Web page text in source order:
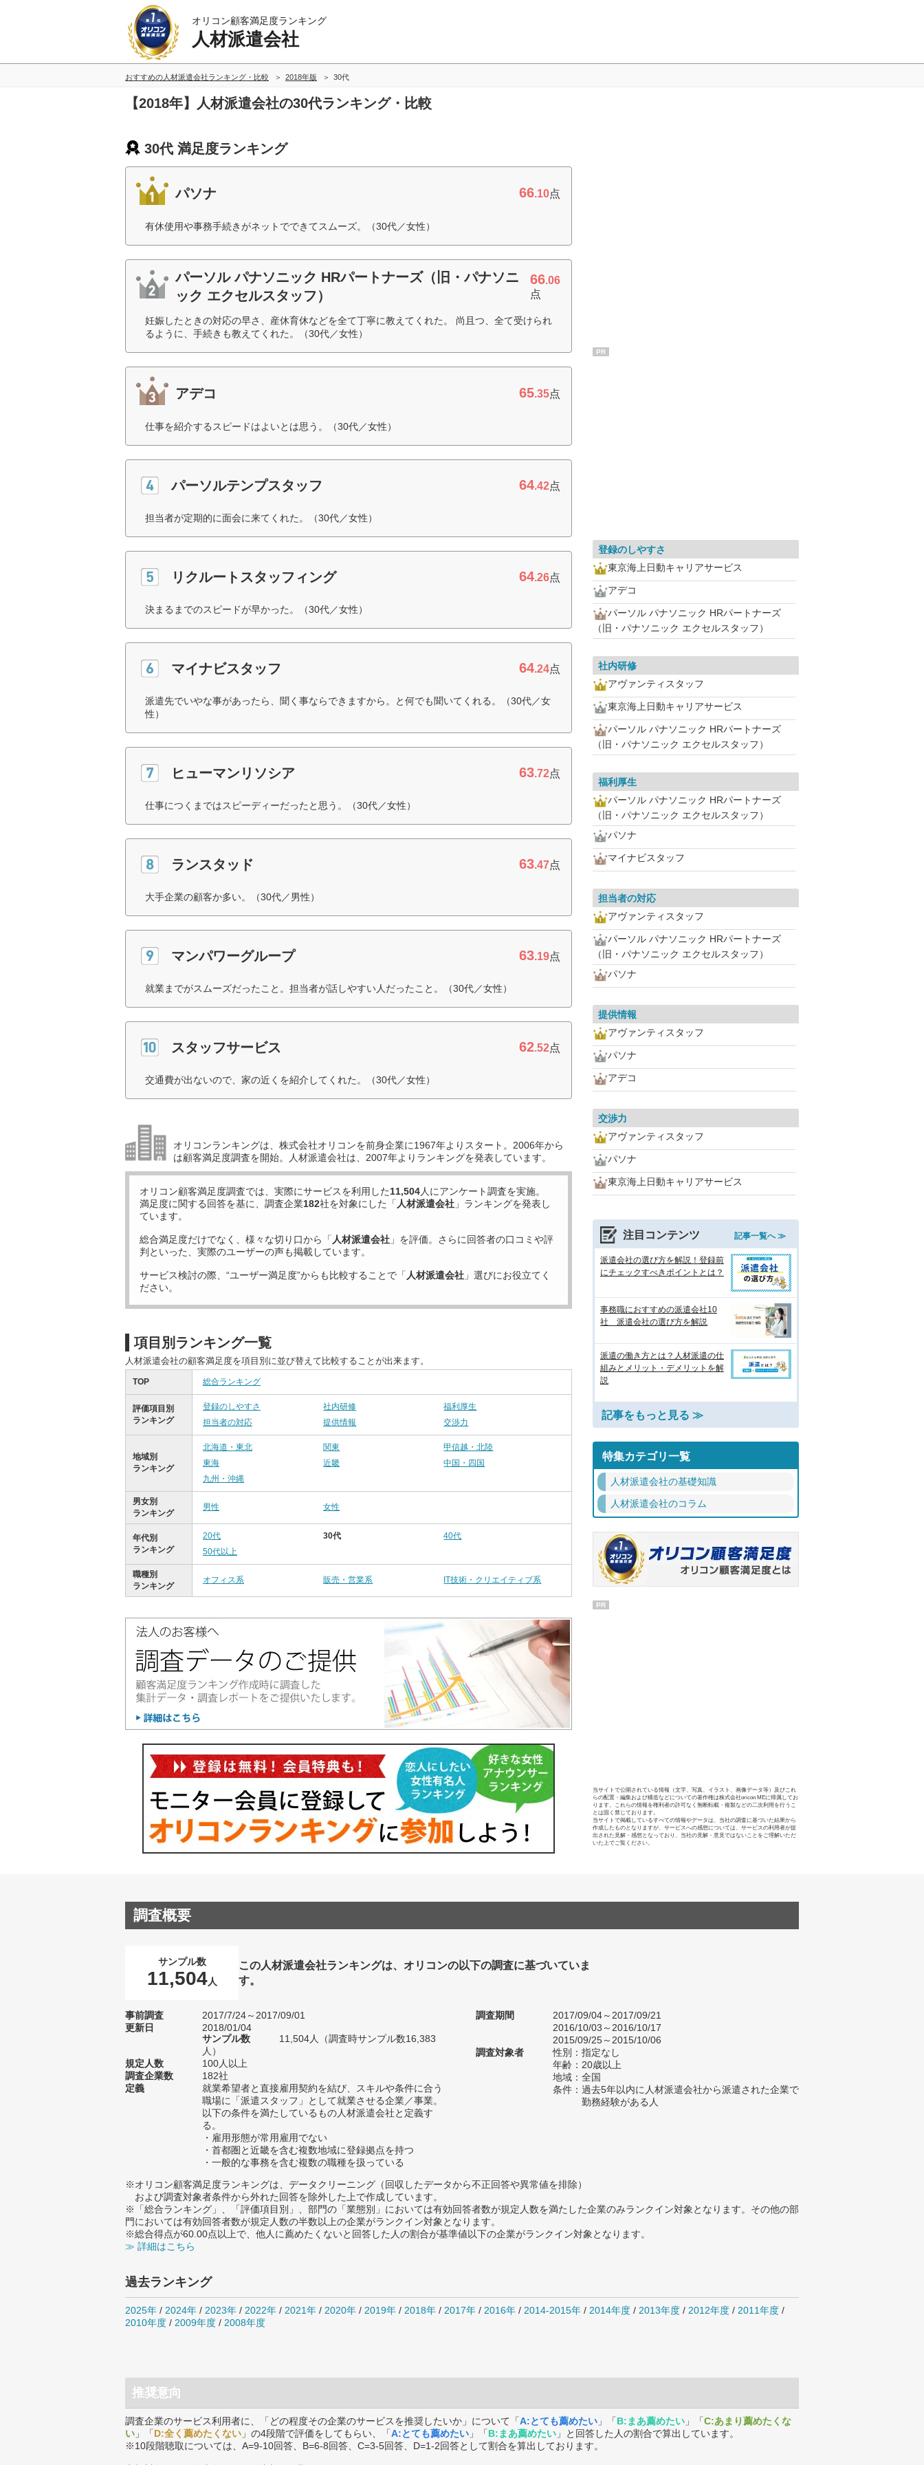
オリコン顧客満足度ランキング
人材派遣会社
おすすめの人材派遣会社ランキング・比較 2018年版 30代
【2018年】人材派遣会社の30代ランキング・比較
30代 満足度ランキング
パソナ 66.10点
有休使用や事務手続きがネットでできてスムーズ。（30代／女性）
パーソル パナソニック HRパートナーズ（旧・パナソニ
ック エクセルスタッフ）
66.06
点
妊娠したときの対応の早さ、産休育休などを全て丁寧に教えてくれた。 尚且つ、全て受けられ
るように、手続きも教えてくれた。（30代／女性）
アデコ 65.35点
仕事を紹介するスピードはよいとは思う。（30代／女性）
パーソルテンプスタッフ 64.42点
担当者が定期的に面会に来てくれた。（30代／女性）
リクルートスタッフィング 64.26点
決まるまでのスピードが早かった。（30代／女性）
マイナビスタッフ 64.24点
派遣先でいやな事があったら、聞く事ならできますから。と何でも聞いてくれる。（30代／女
性）
ヒューマンリソシア 63.72点
仕事につくまではスピーディーだったと思う。（30代／女性）
ランスタッド 63.47点
大手企業の顧客か多い。（30代／男性）
マンパワーグループ 63.19点
就業までがスムーズだったこと。担当者が話しやすい人だったこと。（30代／女性）
スタッフサービス 62.52点
交通費が出ないので、家の近くを紹介してくれた。（30代／女性）
オリコンランキングは、株式会社オリコンを前身企業に1967年よりスタート。2006年から
は顧客満足度調査を開始。人材派遣会社は、2007年よりランキングを発表しています。
オリコン顧客満足度調査では、実際にサービスを利用した11,504人にアンケート調査を実施。
満足度に関する回答を基に、調査企業182社を対象にした「 人材派遣会社 」ランキングを発表し
ています。
総合満足度だけでなく、様々な切り口から「 人材派遣会社 」を評価。さらに回答者の口コミや評
判といった、実際のユーザーの声も掲載しています。
サービス検討の際、“ユーザー満足度”からも比較することで「 人材派遣会社 」選びにお役立てく
ださい。
項目別ランキング一覧
人材派遣会社の顧客満足度を項目別に並び替えて比較することが出来ます。
TOP 総合ランキング
評価項目別
ランキング
登録のしやすさ 社内研修
福利厚生
担当者の対応
提供情報 交渉力
地域別
ランキング
北海道・東北 関東
甲信越・北陸
東海
近畿
中国・四国
九州・沖縄
男女別
ランキング
男性 女性
年代別
ランキング
20代 30代
40代
50代以上
職種別
ランキング
オフィス系 販売・営業系 IT技術・クリエイティブ系
PR
登録のしやすさ
東京海上日動キャリアサービス
アデコ
パーソル パナソニック HRパートナーズ
（旧・パナソニック エクセルスタッフ）
社内研修
アヴァンティスタッフ
東京海上日動キャリアサービス
パーソル パナソニック HRパートナーズ
（旧・パナソニック エクセルスタッフ）
福利厚生
パーソル パナソニック HRパートナーズ
（旧・パナソニック エクセルスタッフ）
パソナ
マイナビスタッフ
担当者の対応
アヴァンティスタッフ
パーソル パナソニック HRパートナーズ
（旧・パナソニック エクセルスタッフ）
パソナ
提供情報
アヴァンティスタッフ
パソナ
アデコ
交渉力
アヴァンティスタッフ
パソナ
東京海上日動キャリアサービス
注目コンテンツ 記事一覧へ ≫
派遣会社の選び方を解説！登録前
にチェックすべきポイントとは？
事務職におすすめの派遣会社10
社 派遣会社の選び方を解説
派遣の働き方とは？人材派遣の仕
組みとメリット・デメリットを解
説
記事をもっと見る ≫
特集カテゴリ一覧
人材派遣会社の基礎知識
人材派遣会社のコラム
PR
当サイトで公開されている情報（文字、写真、イラスト、画像データ等）及びこれ
らの配置・編集および構造などについての著作権は株式会社oricon MEに帰属してお
ります。これらの情報を権利者の許可なく無断転載・複製などの二次利用を行うこ
とは固く禁じております。
当サイトで掲載しているすべての情報やデータは、当社の調査に基づいた結果から
作成したものとなりますが、サービスへの感想については、サービスの利用者が提
出された見解・感想となっており、当社の見解・意見ではないことをご理解いただ
いた上でご覧ください。
調査概要
サンプル数
11,504人
この人材派遣会社ランキングは、オリコンの以下の調査に基づいていま
す。
事前調査
2017/7/24～2017/09/01
更新日
2018/01/04
サンプル数
11,504人（調査時サンプル数16,383
人）
規定人数
100人以上
調査企業数
182社
定義
就業希望者と直接雇用契約を結び、スキルや条件に合う
職場に「派遣スタッフ」として就業させる企業／事業。
以下の条件を満たしているもの人材派遣会社と定義す
る。
・雇用形態が常用雇用でない
・首都圏と近畿を含む複数地域に登録拠点を持つ
・一般的な事務を含む複数の職種を扱っている
調査期間
2017/09/04～2017/09/21
2016/10/03～2016/10/17
2015/09/25～2015/10/06
調査対象者
性別：指定なし
年齢：20歳以上
地域：全国
条件：過去5年以内に人材派遣会社から派遣された企業で
勤務経験がある人
※オリコン顧客満足度ランキングは、データクリーニング（回収したデータから不正回答や異常値を排除）
および調査対象者条件から外れた回答を除外した上で作成しています。
※「総合ランキング」、「評価項目別」、部門の「業態別」においては有効回答者数が規定人数を満たした企業のみランクイン対象となります。その他の部
門においては有効回答者数が規定人数の半数以上の企業がランクイン対象となります。
※総合得点が60.00点以上で、他人に薦めたくないと回答した人の割合が基準値以下の企業がランクイン対象となります。
≫ 詳細はこちら
過去ランキング
2025年 / 2024年 / 2023年 / 2022年 / 2021年 / 2020年 / 2019年 / 2018年 / 2017年 / 2016年 / 2014-2015年 / 2014年度 / 2013年度 / 2012年度 / 2011年度 /
2010年度 / 2009年度 / 2008年度
推奨意向
調査企業のサービス利用者に、「どの程度その企業のサービスを推奨したいか」について「A:とても薦めたい 」「B:まあ薦めたい 」「C:あまり薦めたくな
い 」「D:全く薦めたくない 」の4段階で評価をしてもらい、「A:とても薦めたい 」「B:まあ薦めたい 」と回答した人の割合で算出しています。
※10段階聴取については、A=9-10回答、B=6-8回答、C=3-5回答、D=1-2回答として割合を算出しております。